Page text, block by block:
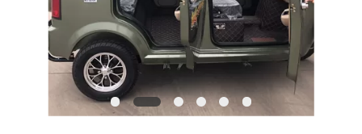
उद्धरण